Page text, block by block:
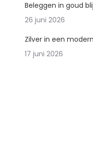
Beleggen in goud
26 juni 2026
Zilver in een
17 juni 2026